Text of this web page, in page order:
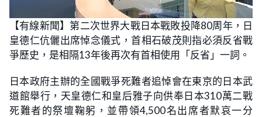
n
m
t
e
o
a
d
e
d
:
2
2
8
%
【有線新聞】第二次世界大戰日本戰敗投降80周年，日
皇德仁伉儷出席悼念儀式，首相石破茂則指必須反省戰
爭歷史，是相隔13年後再次有首相使用「反省」一詞。
日本政府主辦的全國戰爭死難者追悼會在東京的日本武
道館舉行，天皇德仁和皇后雅子向供奉日本310萬二戰
死難者的祭壇鞠躬，並帶領4,500名出席者默哀一分